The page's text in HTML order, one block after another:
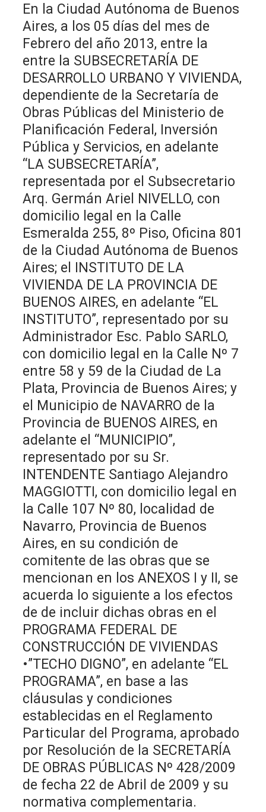
En la Ciudad Autónoma de Buenos
Aires, a los 05 días del mes de
Febrero del año 2013, entre la
entre la SUBSECRETARÍA DE
DESARROLLO URBANO Y VIVIENDA,
dependiente de la Secretaría de
Obras Públicas del Ministerio de
Planificación Federal, Inversión
Pública y Servicios, en adelante
“LA SUBSECRETARÍA”,
representada por el Subsecretario
Arq. Germán Ariel NIVELLO, con
domicilio legal en la Calle
Esmeralda 255, 8º Piso, Oficina 801
de la Ciudad Autónoma de Buenos
Aires; el INSTITUTO DE LA
VIVIENDA DE LA PROVINCIA DE
BUENOS AIRES, en adelante “EL
INSTITUTO”, representado por su
Administrador Esc. Pablo SARLO,
con domicilio legal en la Calle Nº 7
entre 58 y 59 de la Ciudad de La
Plata, Provincia de Buenos Aires; y
el Municipio de NAVARRO de la
Provincia de BUENOS AIRES, en
adelante el “MUNICIPIO”,
representado por su Sr.
INTENDENTE Santiago Alejandro
MAGGIOTTI, con domicilio legal en
la Calle 107 Nº 80, localidad de
Navarro, Provincia de Buenos
Aires, en su condición de
comitente de las obras que se
mencionan en los ANEXOS I y II, se
acuerda lo siguiente a los efectos
de de incluir dichas obras en el
PROGRAMA FEDERAL DE
CONSTRUCCIÓN DE VIVIENDAS
•”TECHO DIGNO”, en adelante “EL
PROGRAMA”, en base a las
cláusulas y condiciones
establecidas en el Reglamento
Particular del Programa, aprobado
por Resolución de la SECRETARÍA
DE OBRAS PÚBLICAS Nº 428/2009
de fecha 22 de Abril de 2009 y su
normativa complementaria.